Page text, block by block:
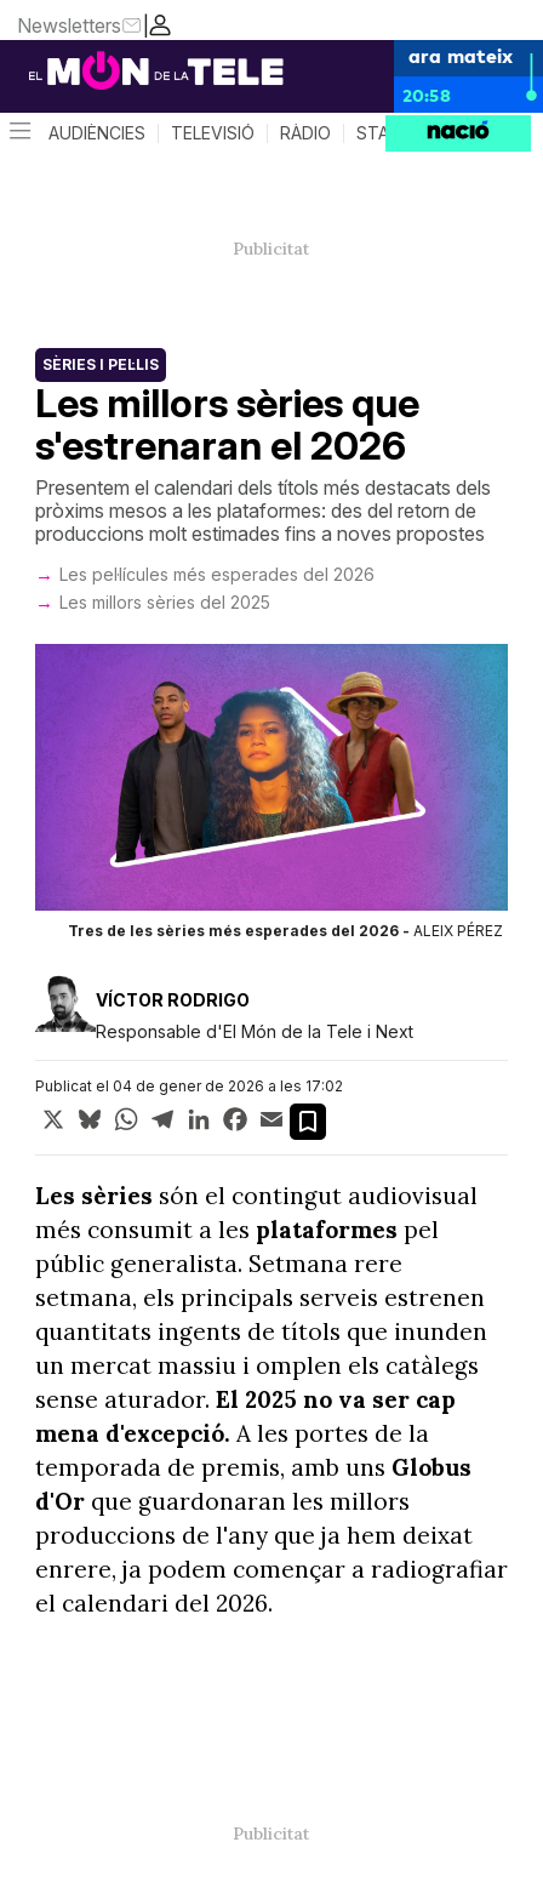
|
Newsletters
ara mateix
20:58
AUDIÈNCIES TELEVISIÓ RÀDIO STAR SYSTEM
Les millors sèries que
s'estrenaran el 2026
SÈRIES I PEL·LIS
Presentem el calendari dels títols més destacats dels
pròxims mesos a les plataformes: des del retorn de
produccions molt estimades fins a noves propostes
Les pel·lícules més esperades del 2026
Les millors sèries del 2025
Tres de les sèries més esperades del 2026 - ALEIX PÉREZ
VÍCTOR RODRIGO
Responsable d'El Món de la Tele i Next
Publicat el 04 de gener de 2026 a les 17:02
X BlueskyWhatsApp
TelegramLinkedInFacebook
Email
Les sèries són el contingut audiovisual
més consumit a les plataformes pel
públic generalista. Setmana rere
setmana, els principals serveis estrenen
quantitats ingents de títols que inunden
un mercat massiu i omplen els catàlegs
sense aturador. El 2025 no va ser cap
mena d'excepció. A les portes de la
temporada de premis, amb uns Globus
d'Orque guardonaran les millors
produccions de l'any que ja hem deixat
enrere, ja podem començar a radiografiar
el calendari del 2026.